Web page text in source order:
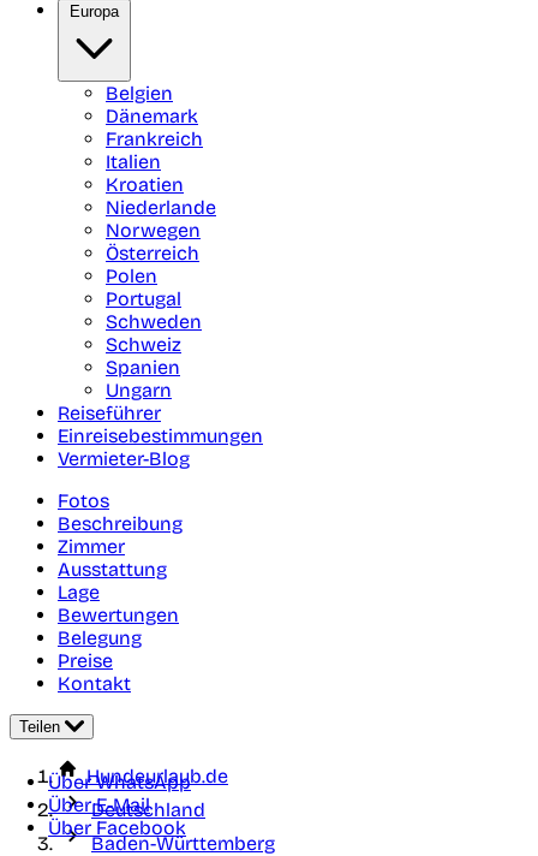
Europa
Belgien
Dänemark
Frankreich
Italien
Kroatien
Niederlande
Norwegen
Österreich
Polen
Portugal
Schweden
Schweiz
Spanien
Ungarn
Reiseführer
Einreisebestimmungen
Vermieter-Blog
Fotos
Beschreibung
Zimmer
Ausstattung
Lage
Bewertungen
Belegung
Preise
Kontakt
Teilen
Über WhatsApp
Über E-Mail
Über Facebook
Hundeurlaub.de
Deutschland
Baden-Württemberg